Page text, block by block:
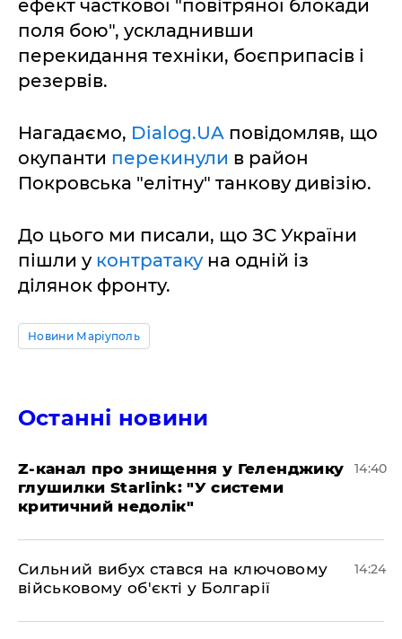
ефект часткової "повітряної блокади
поля бою", ускладнивши
перекидання техніки, боєприпасів і
резервів.
Нагадаємо, Dialog.UA повідомляв, що
окупанти перекинули в район
Покровська "елітну" танкову дивізію.
До цього ми писали, що ЗС України
пішли у контратаку на одній із
ділянок фронту.
Новини Маріуполь
Останні новини
Z-канал про знищення у Геленджику
глушилки Starlink: "У системи
критичний недолік"
14:40
Сильний вибух стався на ключовому
військовому об'єкті у Болгарії
14:24